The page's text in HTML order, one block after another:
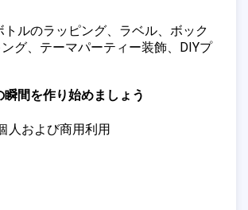
ルのラッピング、ラベル、ボック
グ、テーマパーティー装飾、DIYプ
間を作り始めましょう
人および商用利用